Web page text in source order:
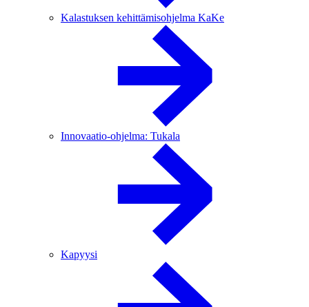
Kalastuksen kehittämisohjelma KaKe
Innovaatio-ohjelma: Tukala
Kapyysi